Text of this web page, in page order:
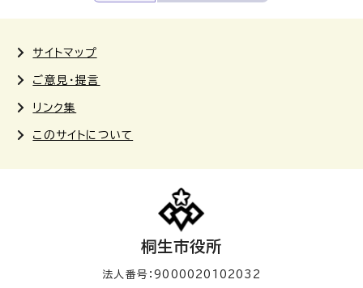
サイトマップ
ご意見・提言
リンク集
このサイトについて
桐生市役所
法人番号：9000020102032